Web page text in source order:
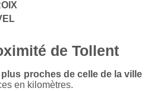
de Tollent
proches de celle de la ville
en kilomètres.